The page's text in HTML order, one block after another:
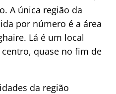
A única região da
por número é a área
Lá é um local
quase no fim de
da região